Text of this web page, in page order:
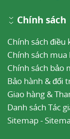
Chính sách
Chính sách điều
Chính sách mua
Chính sách bảo
Bảo hành & đổi
Giao hàng &
Danh sách Tác
Sitemap-